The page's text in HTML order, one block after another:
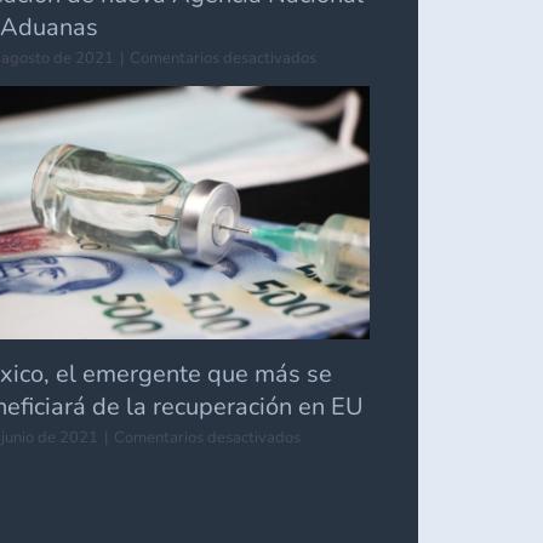
de 2021 | Comentarios desactivados
de
nueva
Agencia
Nacional
Aduanas
el emergente que más se
de la recuperación en EU
de 2021 | Comentarios desactivados